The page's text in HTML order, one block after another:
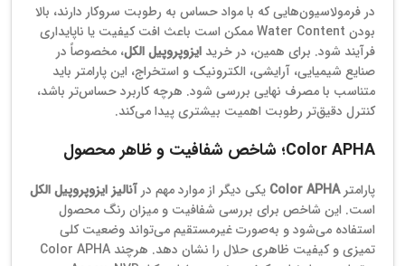
در فرمولاسیون‌هایی که با مواد حساس به رطوبت سروکار دارند، بالا
بودن Water Content ممکن است باعث افت کیفیت یا ناپایداری
فرآیند شود. برای همین، در خرید ایزوپروپیل الکل، مخصوصاً در
صنایع شیمیایی، آرایشی، الکترونیک و استخراج، این پارامتر باید
متناسب با مصرف نهایی بررسی شود. هرچه کاربرد حساس‌تر باشد،
کنترل دقیق‌تر رطوبت اهمیت بیشتری پیدا می‌کند.
Color APHA؛ شاخص شفافیت و ظاهر محصول
پارامترColor APHA یکی دیگر از موارد مهم در آنالیز ایزوپروپیل الکل
است. این شاخص برای بررسی شفافیت و میزان رنگ محصول
استفاده می‌شود و به‌صورت غیرمستقیم می‌تواند وضعیت کلی
تمیزی و کیفیت ظاهری حلال را نشان دهد. هرچند Color APHA